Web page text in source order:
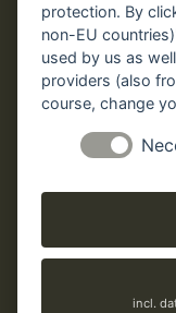
05.
protection. By
non-EU
used by us as
providers (also
course, change
incl.